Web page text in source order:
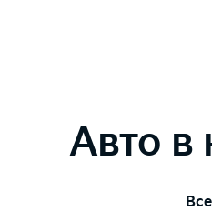
Авто в